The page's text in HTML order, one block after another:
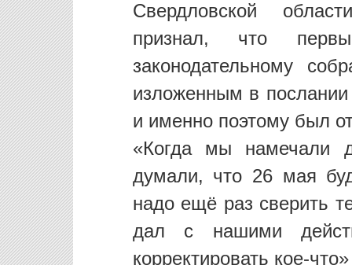
Свердловской
признал, что
законодательному
изложенным в
и именно поэтому был
«Когда мы намечали
думали, что 26 мая
надо ещё раз сверить
дал с нашими
корректировать кое-